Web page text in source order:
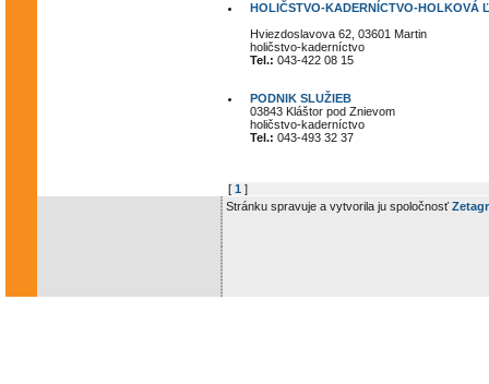
HOLIČSTVO-KADERNÍCTVO-HOLKOVÁ
Hviezdoslavova 62, 03601 Martin
holičstvo-kaderníctvo
Tel.: 043-422 08 15
PODNIK SLUŽIEB
03843 Kláštor pod Znievom
holičstvo-kaderníctvo
Tel.: 043-493 32 37
[ 1 ]
Stránku spravuje a vytvorila ju spoločnosť